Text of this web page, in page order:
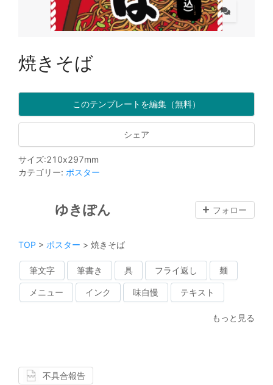
焼きそば
このテンプレートを編集（無料）
シェア
サイズ:210x297mm
カテゴリー: ポスター
ゆきぽん フォロー
TOP > ポスター > 焼きそば
筆文字 筆書き 具 フライ返し 麺
メニュー インク 味自慢 テキスト
もっと見る
不具合報告